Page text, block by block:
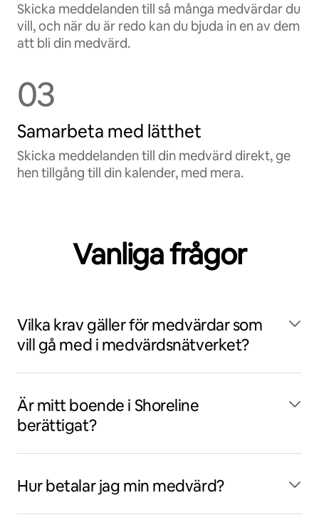
Skicka meddelanden till så många medvärdar du
vill, och när du är redo kan du bjuda in en av dem
att bli din medvärd.
03
Samarbeta med lätthet
Skicka meddelanden till din medvärd direkt, ge
hen tillgång till din kalender, med mera.
Vanliga frågor
Vilka krav gäller för medvärdar som
vill gå med i medvärdsnätverket?
Är mitt boende i Shoreline
berättigat?
Hur betalar jag min medvärd?